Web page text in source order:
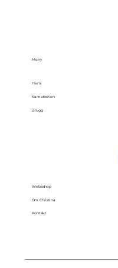
Meny
Hem
Samarbeten
Blogg
Webbshop
Om Christina
Kontakt